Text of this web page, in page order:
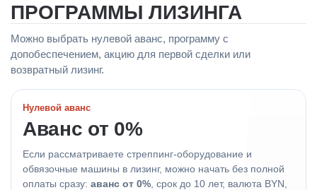
ПРОГРАММЫ ЛИЗИНГА
Можно выбрать нулевой аванс, программу с
допобеспечением, акцию для первой сделки или
возвратный лизинг.
Нулевой аванс
Аванс от 0%
Если рассматриваете стреппинг-оборудование и
обвязочные машины в лизинг, можно начать без полной
оплаты сразу: аванс от 0% , срок до 10 лет, валюта BYN,